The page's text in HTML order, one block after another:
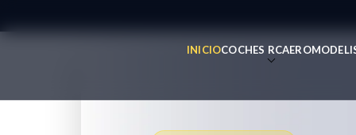
INICIOCOCHES RC
REPUESTOS • ACCESORIOS •